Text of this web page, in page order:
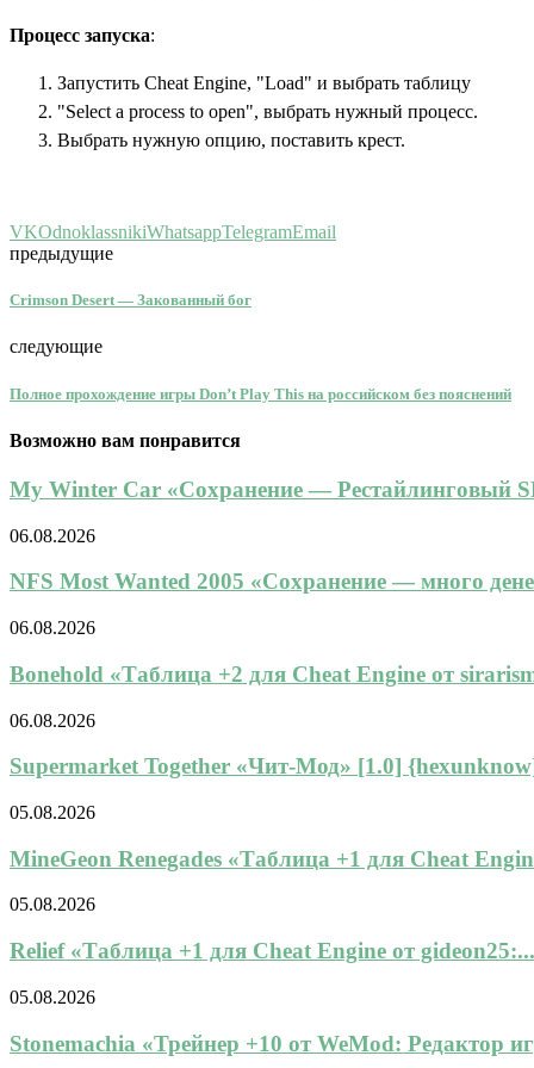
Процесс запуска:
Запустить Cheat Engine, "Load" и выбрать таблицу
"Select a process to open", выбрать нужный процесс.
Выбрать нужную опцию, поставить крест.
VKOdnoklassnikiWhatsappTelegramEmail
предыдущие
Crimson Desert — Закованный бог
следующие
Полное прохождение игры Don’t Play This на российском без пояснений
Возможно вам понравится
My Winter Car «Сохранение — Рестайлинговый
06.08.2026
NFS Most Wanted 2005 «Сохранение — много
06.08.2026
Bonehold «Таблица +2 для Cheat Engine от
06.08.2026
Supermarket Together «Чит-Мод» [1.0]
05.08.2026
MineGeon Renegades «Таблица +1 для Cheat
05.08.2026
Relief «Таблица +1 для Cheat Engine от gideon25:...
05.08.2026
Stonemachia «Трейнер +10 от WeMod: Редактор